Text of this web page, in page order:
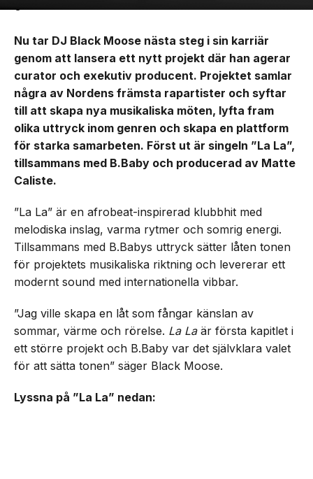
Nu tar DJ Black Moose nästa steg i sin karriär
genom att lansera ett nytt projekt där han agerar
curator och exekutiv producent. Projektet samlar
några av Nordens främsta rapartister och syftar
till att skapa nya musikaliska möten, lyfta fram
olika uttryck inom genren och skapa en plattform
för starka samarbeten. Först ut är singeln ”La La”,
tillsammans med B.Baby och producerad av Matte
Caliste.
”La La” är en afrobeat-inspirerad klubbhit med
melodiska inslag, varma rytmer och somrig energi.
Tillsammans med B.Babys uttryck sätter låten tonen
för projektets musikaliska riktning och levererar ett
modernt sound med internationella vibbar.
”Jag ville skapa en låt som fångar känslan av
sommar, värme och rörelse. La Laär första kapitlet i
ett större projekt och B.Baby var det självklara valet
för att sätta tonen” säger Black Moose.
Lyssna på ”La La” nedan: